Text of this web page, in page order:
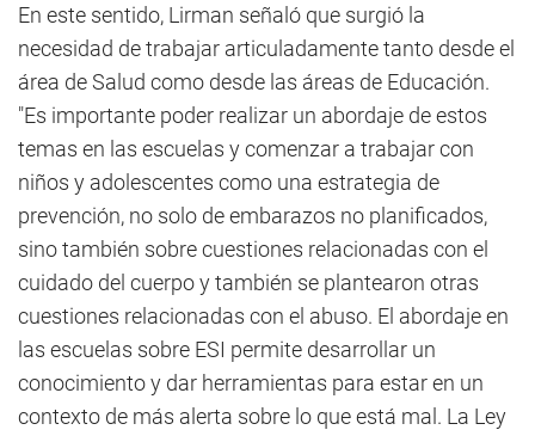
En este sentido, Lirman señaló que surgió la
necesidad de trabajar articuladamente tanto desde el
área de Salud como desde las áreas de Educación.
"Es importante poder realizar un abordaje de estos
temas en las escuelas y comenzar a trabajar con
niños y adolescentes como una estrategia de
prevención, no solo de embarazos no planificados,
sino también sobre cuestiones relacionadas con el
cuidado del cuerpo y también se plantearon otras
cuestiones relacionadas con el abuso. El abordaje en
las escuelas sobre ESI permite desarrollar un
conocimiento y dar herramientas para estar en un
contexto de más alerta sobre lo que está mal. La Ley